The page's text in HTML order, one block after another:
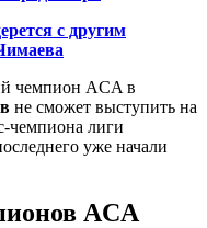
с другим
чемпион ACA в
не сможет выступить на
чемпиона лиги
уже начали
ACA